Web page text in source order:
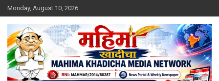
Skip
to
content
Monday, August 10, 2026